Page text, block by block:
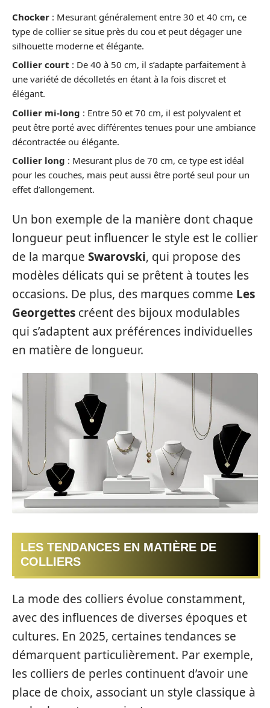
Chocker : Mesurant généralement entre 30 et 40 cm, ce
type de collier se situe près du cou et peut dégager une
silhouette moderne et élégante.
Collier court : De 40 à 50 cm, il s’adapte parfaitement à
une variété de décolletés en étant à la fois discret et
élégant.
Collier mi-long : Entre 50 et 70 cm, il est polyvalent et
peut être porté avec différentes tenues pour une ambiance
décontractée ou élégante.
Collier long : Mesurant plus de 70 cm, ce type est idéal
pour les couches, mais peut aussi être porté seul pour un
effet d’allongement.
Un bon exemple de la manière dont chaque
longueur peut influencer le style est le collier
de la marque Swarovski, qui propose des
modèles délicats qui se prêtent à toutes les
occasions. De plus, des marques comme Les
Georgettes créent des bijoux modulables
qui s’adaptent aux préférences individuelles
en matière de longueur.
LES TENDANCES EN MATIÈRE DE
COLLIERS
La mode des colliers évolue constamment,
avec des influences de diverses époques et
cultures. En 2025, certaines tendances se
démarquent particulièrement. Par exemple,
les colliers de perles continuent d’avoir une
place de choix, associant un style classique à